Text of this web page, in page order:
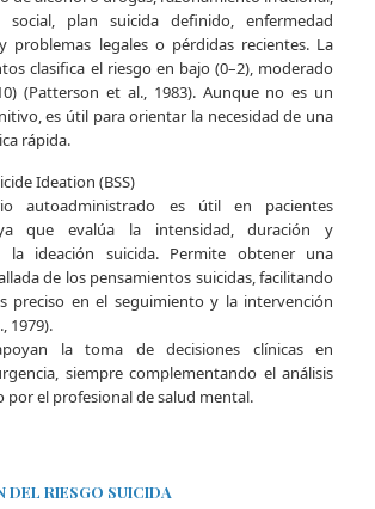
plan suicida definido, enfermedad
problemas legales o pérdidas recientes. La
clasifica el riesgo en bajo (0–2), moderado
(Patterson et al., 1983). Aunque no es un
es útil para orientar la necesidad de una
rápida.
Ideation (BSS)
autoadministrado es útil en pacientes
que evalúa la intensidad, duración y
la ideación suicida. Permite obtener una
de los pensamientos suicidas, facilitando
preciso en el seguimiento y la intervención
1979).
la toma de decisiones clínicas en
siempre complementando el análisis
por el profesional de salud mental.
DEL RIESGO SUICIDA